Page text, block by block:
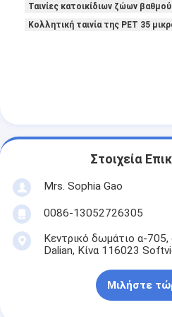
Γύρος εργοστασίων
Συγκολλητική ταινία
Ταινία μόνωσης υφασμάτων
Κολλητική ταινία
Κολλητική ταινία φύλλων
Ταινίες κατοικίδιων ζώων
Κολλητική ταινία της PET 35
Στοιχεία
Mrs. Sophia Gao
0086-13052726305
Κεντρικό δωμάτιο α-
Dalian, Κίνα 116023
Μιλήστε